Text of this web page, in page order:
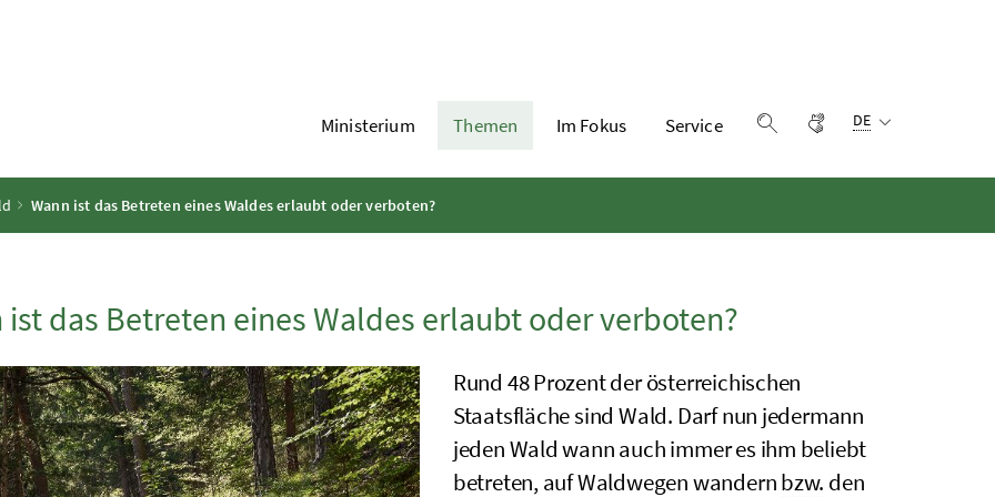
Ministerium Themen Im Fokus
Service
Gebärdensprache
DE
Wann ist das Betreten eines Waldes erlaubt oder verboten?
ist das Betreten eines Waldes erlaubt oder verboten?
Rund 48 Prozent der österreichischen
Staatsfläche sind Wald. Darf nun jedermann
jeden Wald wann auch immer es ihm beliebt
betreten, auf Waldwegen wandernbzw. den